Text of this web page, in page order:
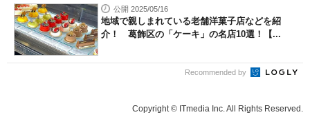
公開 2025/05/16
地域で親しまれている老舗洋菓子店などを紹
介！ 葛飾区の「ケーキ」の名店10選！【...
Recommended by
Copyright © ITmedia Inc. All Rights Reserved.